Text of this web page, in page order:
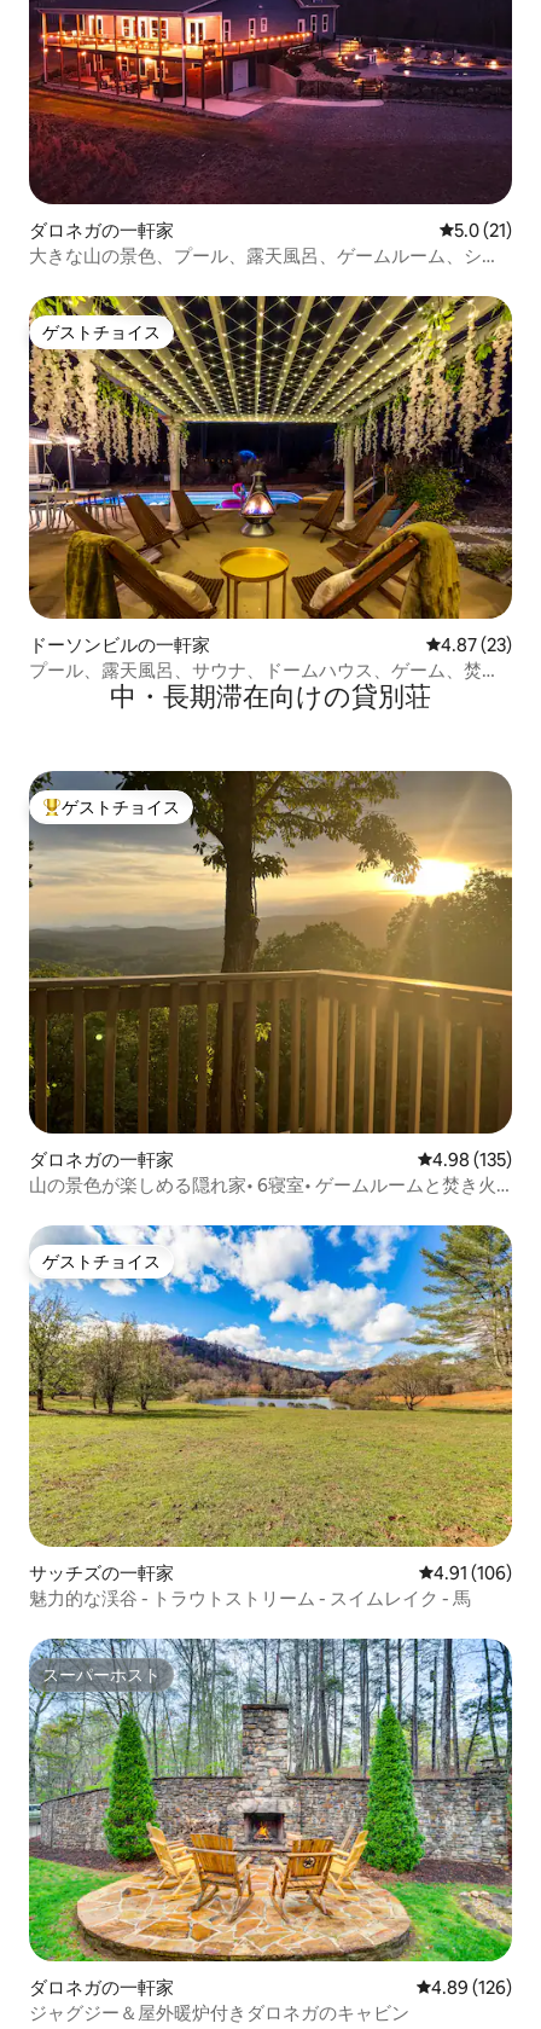
ダロネガの一軒家 レビュー21
5.0 (21)
大きな山の景色、プール、露天風呂、ゲームルーム、シア
ゲストチョイス
ゲストチョイス
ドーソンビルの一軒家 レビュー23
4.87 (23)
プール、露天風呂、サウナ、ドームハウス、ゲーム、焚き
中・長期滞在向けの貸別荘
大好評のゲストチョイスです。
ゲストチョイス
ダロネガの一軒家 レビュー135
4.98 (135)
山の景色が楽しめる隠れ家• 6寝室• ゲームルームと焚き火
ゲストチョイス
ゲストチョイス
サッチズの一軒家 レビュー106
4.91 (106)
魅力的な渓谷 - トラウトストリーム - スイムレイク - 馬
スーパーホスト
スーパーホスト
ダロネガの一軒家 レビュー126
4.89 (126)
ジャグジー＆屋外暖炉付きダロネガのキャビン